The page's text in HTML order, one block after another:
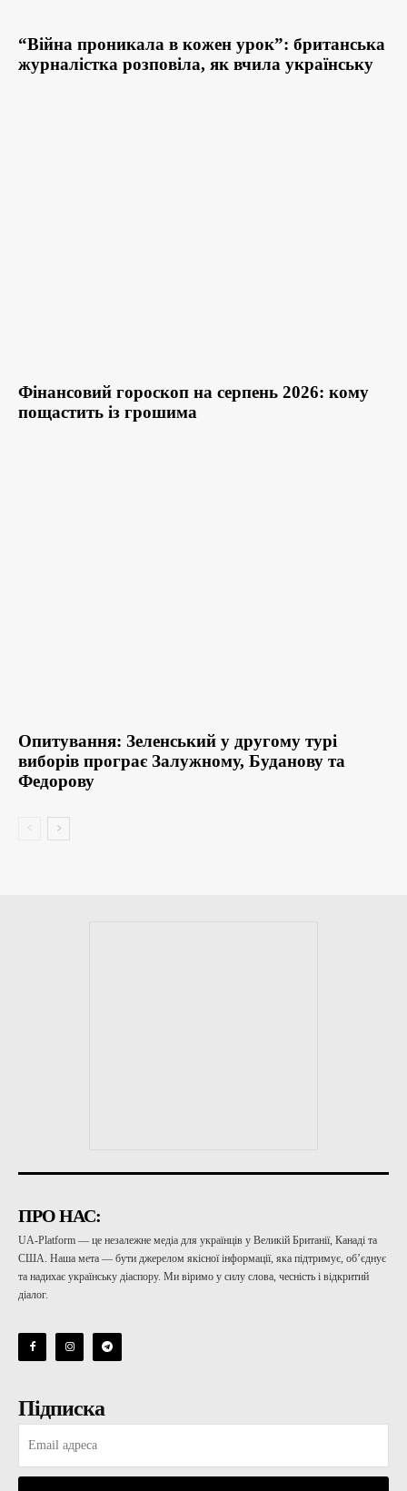
“Війна проникала в кожен урок”: британська
журналістка розповіла, як вчила українську
Фінансовий гороскоп на серпень 2026: кому
пощастить із грошима
Опитування: Зеленський у другому турі
виборів програє Залужному, Буданову та
Федорову
ПРО НАС:
UA-Platform — це незалежне медіа для українців у Великій Британії, Канаді та
США. Наша мета — бути джерелом якісної інформації, яка підтримує, об’єднує
та надихає українську діаспору. Ми віримо у силу слова, чесність і відкритий
діалог.
Підписка